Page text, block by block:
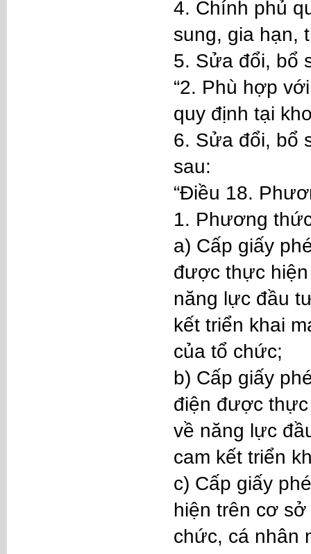
4. Chính phủ
sung, gia hạn,
5. Sửa đổi, bổ
“2. Phù hợp
quy định tại
6. Sửa đổi, bổ
sau:
“Điều 18.
1. Phương
a) Cấp giấy
được thực
năng lực đầu
kết triển khai
của tổ chức;
b) Cấp giấy
điện được
về năng lực
cam kết triển
c) Cấp giấy
hiện trên cơ
chức, cá nhân